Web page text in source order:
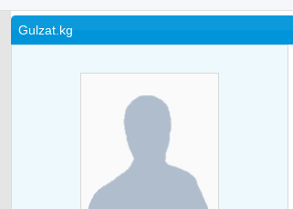
Gulzat.kg